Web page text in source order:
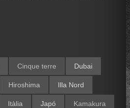
Cinque terre Dubai
Hiroshima Illa Nord
Itàlia Japó Kamakura